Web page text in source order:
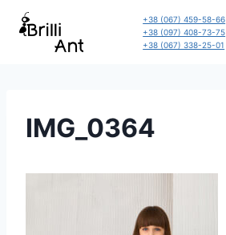
Перейти
+38 (067) 459-58-66
+38 (097) 408-73-75
+38 (067) 338-25-01
IMG_0364